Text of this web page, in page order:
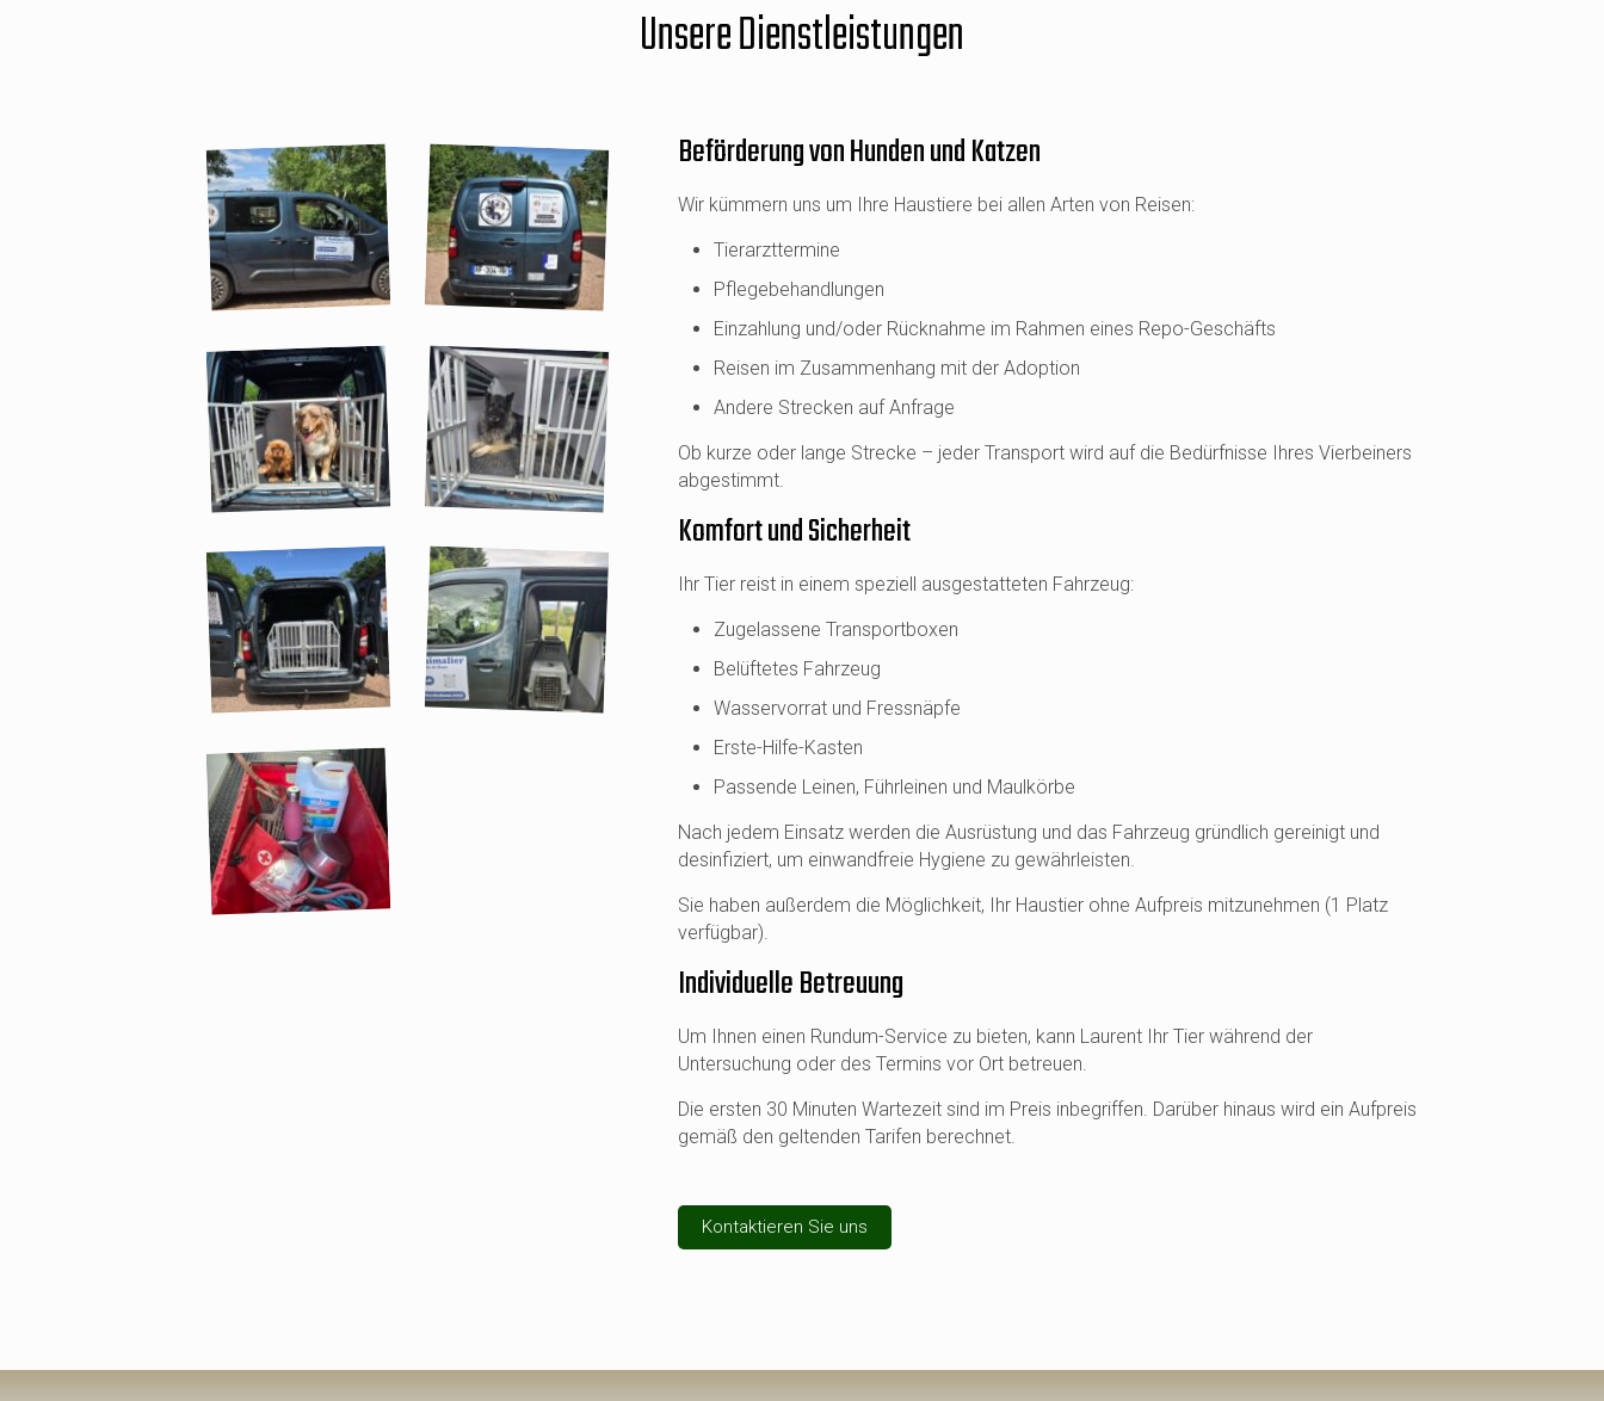
Unsere Dienstleistungen
Beförderung von Hunden und Katzen
Wir kümmern uns um Ihre Haustiere bei allen Arten von Reisen:
Tierarzttermine
Pflegebehandlungen
Einzahlung und/oder Rücknahme im Rahmen eines Repo-Geschäfts
Reisen im Zusammenhang mit der Adoption
Andere Strecken auf Anfrage
Ob kurze oder lange Strecke – jeder Transport wird auf die Bedürfnisse Ihres Vierbeiners
abgestimmt.
Komfort und Sicherheit
Ihr Tier reist in einem speziell ausgestatteten Fahrzeug:
Zugelassene Transportboxen
Belüftetes Fahrzeug
Wasservorrat und Fressnäpfe
Erste-Hilfe-Kasten
Passende Leinen, Führleinen und Maulkörbe
Nach jedem Einsatz werden die Ausrüstung und das Fahrzeug gründlich gereinigt und
desinfiziert, um einwandfreie Hygiene zu gewährleisten.
Sie haben außerdem die Möglichkeit, Ihr Haustier ohne Aufpreis mitzunehmen (1 Platz
verfügbar).
Individuelle Betreuung
Um Ihnen einen Rundum-Service zu bieten, kann Laurent Ihr Tier während der
Untersuchung oder des Termins vor Ort betreuen.
Die ersten 30 Minuten Wartezeit sind im Preis inbegriffen. Darüber hinaus wird ein Aufpreis
gemäß den geltenden Tarifen berechnet.
Kontaktieren Sie uns